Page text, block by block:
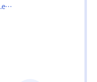
http://samil-us.es.kr